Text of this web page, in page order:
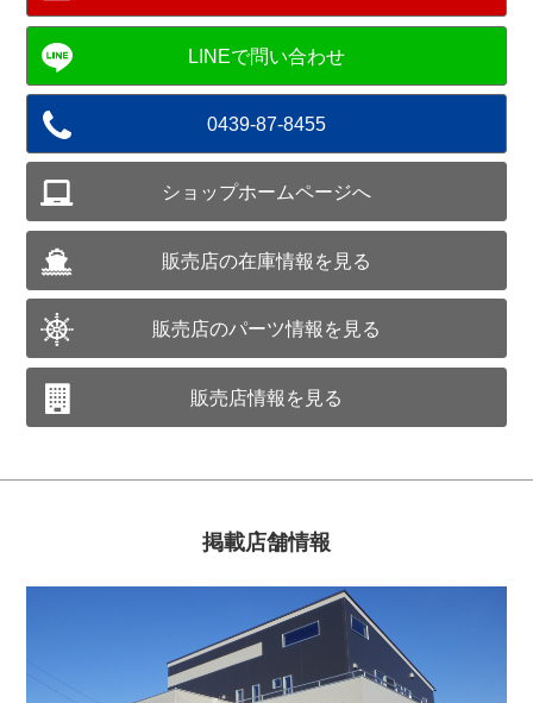
0439-87-8455
ショップホームページへ
販売店の在庫情報を見る
販売店のパーツ情報を見る
販売店情報を見る
掲載店舗情報